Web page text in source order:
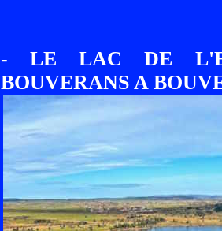
- LE LAC DE
BOUVERANS A